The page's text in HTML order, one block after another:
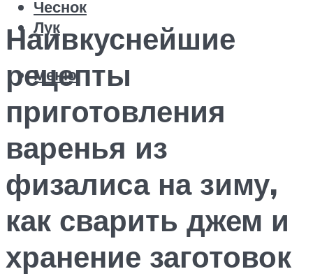
Чеснок
Лук
Меню
Наивкуснейшие
рецепты
приготовления
варенья из
физалиса на зиму,
как сварить джем и
хранение заготовок